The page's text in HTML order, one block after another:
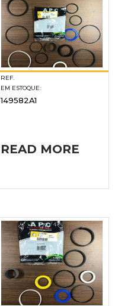
REF.
EM ESTOQUE:
149582A1
READ MORE